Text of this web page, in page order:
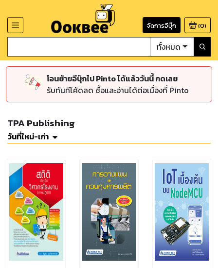
จัดการอีบุ๊ก (0)
ทั้งหมด
โอนย้ายอีบุ๊กไป Pinto ได้แล้ววันนี้ กดเลย
รับทันทีโค้ดลด ซื้อและอ่านได้ต่อเนื่องที่ Pinto
TPA Publishing
วันที่ใหม่-เก่า